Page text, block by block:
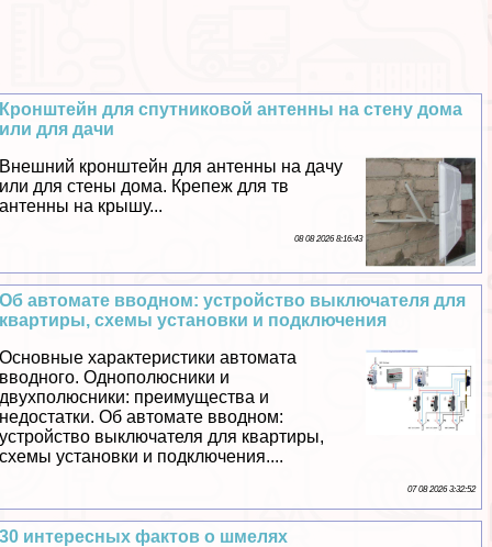
Кронштейн для спутниковой антенны на стену дома
или для дачи
Внешний кронштейн для антенны на дачу
или для стены дома. Крепеж для тв
антенны на крышу...
08 08 2026 8:16:43
Об автомате вводном: устройство выключателя для
квартиры, схемы установки и подключения
Основные хаpaктеристики автомата
вводного. Однополюсники и
двухполюсники: преимущества и
недостатки. Об автомате вводном:
устройство выключателя для квартиры,
схемы установки и подключения....
07 08 2026 3:32:52
30 интересных фактов о шмелях